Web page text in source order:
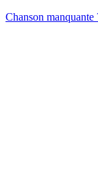
Chanson manquante